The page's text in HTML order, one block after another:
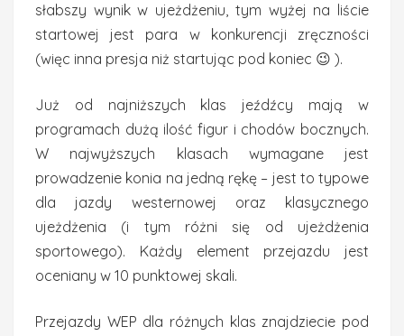
słabszy wynik w ujeżdżeniu, tym wyżej na liście
startowej jest para w konkurencji zręczności
(więc inna presja niż startując pod koniec 😉 ).
Już od najniższych klas jeźdźcy mają w
programach dużą ilość figur i chodów bocznych.
W najwyższych klasach wymagane jest
prowadzenie konia na jedną rękę – jest to typowe
dla jazdy westernowej oraz klasycznego
ujeżdżenia (i tym różni się od ujeżdżenia
sportowego). Każdy element przejazdu jest
oceniany w 10 punktowej skali.
Przejazdy WEP dla różnych klas znajdziecie pod